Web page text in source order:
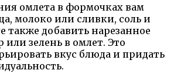
омлета в формочках вам
молоко или сливки, соль и
также добавить нарезанное
зелень в омлет. Это
вкус блюда и придать